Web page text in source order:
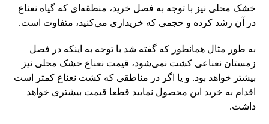
خشک محلی نیز با توجه به فصل خرید، منطقه‌ای که گیاه نعناع
در آن رشد کرده و حجمی که خریداری می‌کنید، متفاوت است.
به طور مثال همانطور که گفته شد با توجه به اینکه در فصل
زمستان نعناعی کشت نمی‌شود، قیمت نعناع خشک محلی نیز
بیشتر خواهد بود. و یا اگر در مناطقی که کشت نعناع کمتر است
اقدام به خرید این محصول نمایید قطعا قیمت بیشتری خواهد
داشت.